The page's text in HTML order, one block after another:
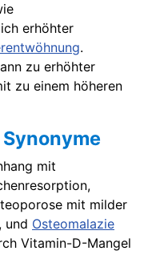
erhöhter
.
zu erhöhter
zu einem höheren
mit
mit milder
und Osteomalazie
Vitamin-D-Mangel